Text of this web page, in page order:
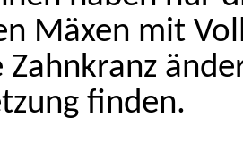
Mäxen mit
finden.